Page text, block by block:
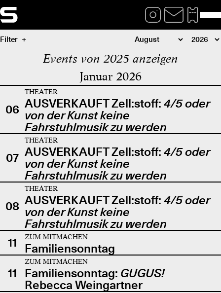
Filter
Events von 2025 anzeigen
Januar 2026
06
THEATER
AUSVERKAUFT Zell:stoff: 4/5 oder
von der Kunst keine
Fahrstuhlmusik zu werden
07
THEATER
AUSVERKAUFT Zell:stoff: 4/5 oder
von der Kunst keine
Fahrstuhlmusik zu werden
08
THEATER
AUSVERKAUFT Zell:stoff: 4/5 oder
von der Kunst keine
Fahrstuhlmusik zu werden
11
ZUM MITMACHEN
Familiensonntag
11
ZUM MITMACHEN
Familiensonntag: GUGUS!
Rebecca Weingartner